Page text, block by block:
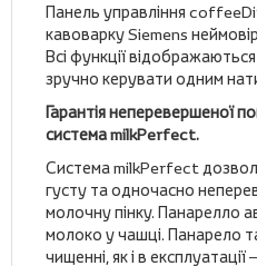
Панель управління
кавоварку Siemens
Всі функції
зручно керувати одним
Гарантія неперевершеної
система milkPerfect.
Система milkPerfect
густу та одночасно
молочну пінку. Панарелло
молоко у чашці. Панарело
чищенні, як і в експлуатації